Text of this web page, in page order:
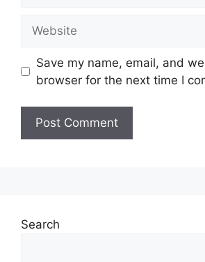
Save my name, email, and
browser for the next time I
Search